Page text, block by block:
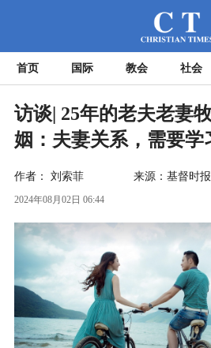
首页 国际 教会 社会
访谈| 25年的老夫老妻
姻：夫妻关系，需要学
作者： 刘索菲 来源：基督时报
2024年08月02日 06:44